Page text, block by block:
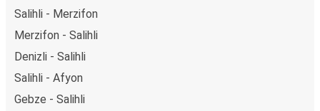
Salihli - Merzifon
Merzifon - Salihli
Denizli - Salihli
Salihli - Afyon
Gebze - Salihli